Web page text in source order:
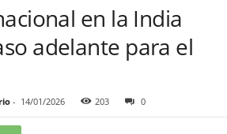
en la India
adelante para el
- 14/01/2026 203 0